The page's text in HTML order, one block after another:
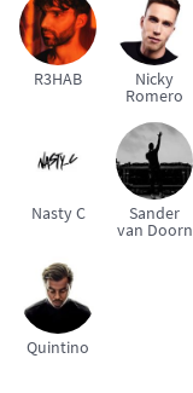
R3HAB Nicky
Romero
Nasty C Sander
van Doorn
Quintino